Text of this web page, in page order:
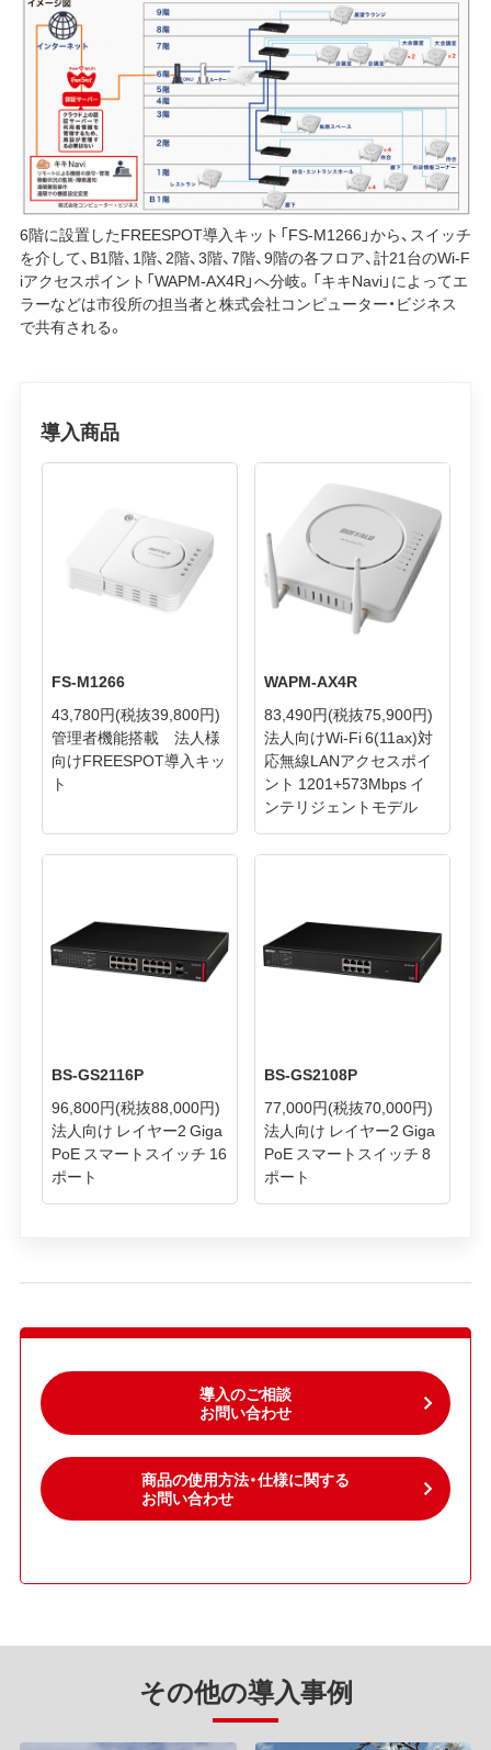
6階に設置したFREESPOT導入キット「FS-M1266」から、スイッチ
を介して、B1階、1階、2階、3階、7階、9階の各フロア、計21台のWi-F
iアクセスポイント「WAPM-AX4R」へ分岐。「キキNavi」によってエ
ラーなどは市役所の担当者と株式会社コンピューター・ビジネス
で共有される。
導入商品
FS-M1266
43,780円(税抜39,800円)
管理者機能搭載 法人様
向けFREESPOT導入キッ
ト
WAPM-AX4R
83,490円(税抜75,900円)
法人向けWi-Fi 6(11ax)対
応無線LANアクセスポイ
ント 1201+573Mbps イ
ンテリジェントモデル
BS-GS2116P
96,800円(税抜88,000円)
法人向け レイヤー2 Giga
PoE スマートスイッチ 16
ポート
BS-GS2108P
77,000円(税抜70,000円)
法人向け レイヤー2 Giga
PoE スマートスイッチ 8
ポート
導入のご相談
お問い合わせ
商品の使用方法・仕様に関する
お問い合わせ
その他の導入事例